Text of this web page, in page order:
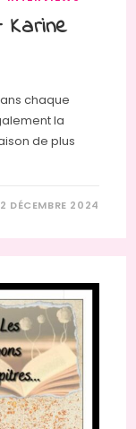
chaque
la
de plus
2 DÉCEMBRE 2024